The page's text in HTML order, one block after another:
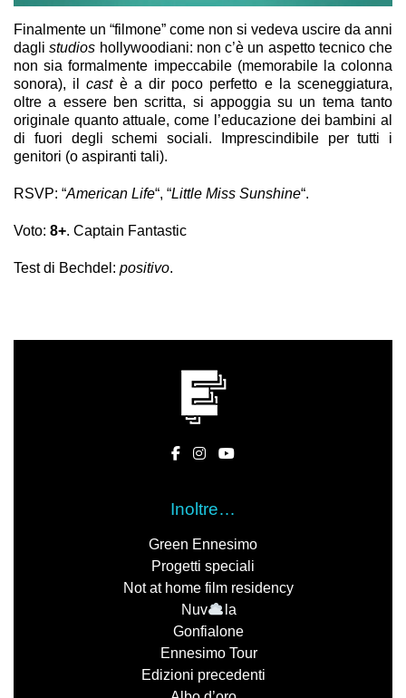
Finalmente un “filmone” come non si vedeva uscire da anni
daglistudios hollywoodiani: non c’è un aspetto tecnico che
non sia formalmente impeccabile (memorabile la colonna
sonora), ilcastè a dir poco perfetto e la sceneggiatura,
oltre a essere ben scritta, si appoggia su un tema tanto
originale quanto attuale, come l’educazione dei bambini al
di fuori degli schemi sociali. Imprescindibile per tutti i
genitori (o aspiranti tali).
RSVP: “American Life“, “Little Miss Sunshine“.
Voto: 8+. Captain Fantastic
Test di Bechdel: positivo.
Inoltre…
Green Ennesimo
Progetti speciali
Not at home film residency
Nuv
la
Gonfialone
Ennesimo Tour
Edizioni precedenti